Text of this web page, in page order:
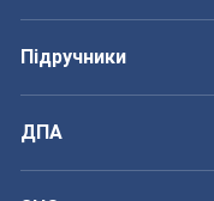
Підручники
ДПА